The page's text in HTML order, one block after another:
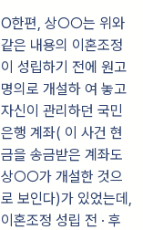
O한편, 상○○는 위와
같은 내용의 이혼조정
이 성립하기 전에 원고
명의로 개설하 여 놓고
자신이 관리하던 국민
은행 계좌( 이 사건 현
금을 송금받은 계좌도
상○○가 개설한 것으
로 보인다)가 있었는데,
이혼조정 성립 전 · 후